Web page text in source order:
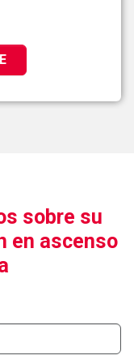
sobre su
en ascenso